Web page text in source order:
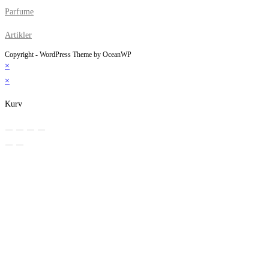
Parfume
Artikler
Copyright - WordPress Theme by OceanWP
×
×
Kurv